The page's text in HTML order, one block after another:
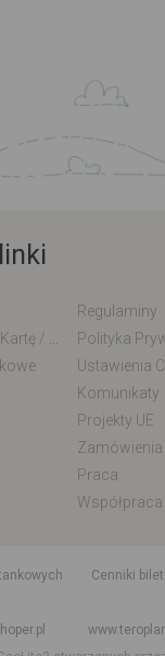
Regulaminy
Polityka
Ustawienia
Komunikaty
Projekty UE
Zamówienia
Praca
Współpraca
Cenniki
hoper.pl